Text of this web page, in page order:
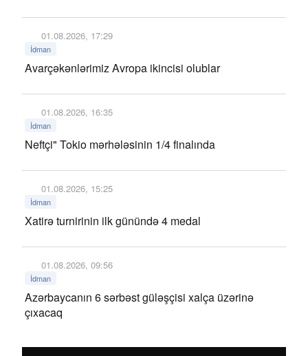
01.08.2026, 17:29
İdman
Avarçəkənlərimiz Avropa ikincisi olublar
01.08.2026, 16:35
İdman
Neftçi" Tokio mərhələsinin 1/4 finalında
01.08.2026, 15:25
İdman
Xatirə turnirinin ilk günündə 4 medal
01.08.2026, 09:56
İdman
Azərbaycanın 6 sərbəst güləşçisi xalça üzərinə
çıxacaq